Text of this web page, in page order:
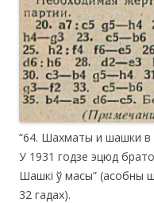
“64. Шахматы и шашки в
У 1931 годзе эцюд
Шашкі ў масы” (асобны
32 гадах).